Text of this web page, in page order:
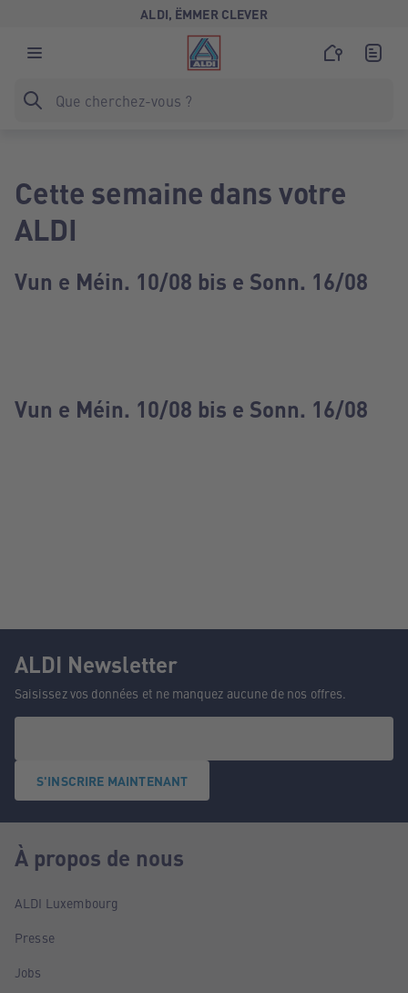
ALDI, ËMMER CLEVER
Cette semaine dans votre
ALDI
Vun e Méin. 10/08 bis e Sonn. 16/08
Vun e Méin. 10/08 bis e Sonn. 16/08
ALDI Newsletter
Saisissez vos données et ne manquez aucune de nos offres.
S'INSCRIRE MAINTENANT
À propos de nous
ALDI Luxembourg
Presse
Jobs